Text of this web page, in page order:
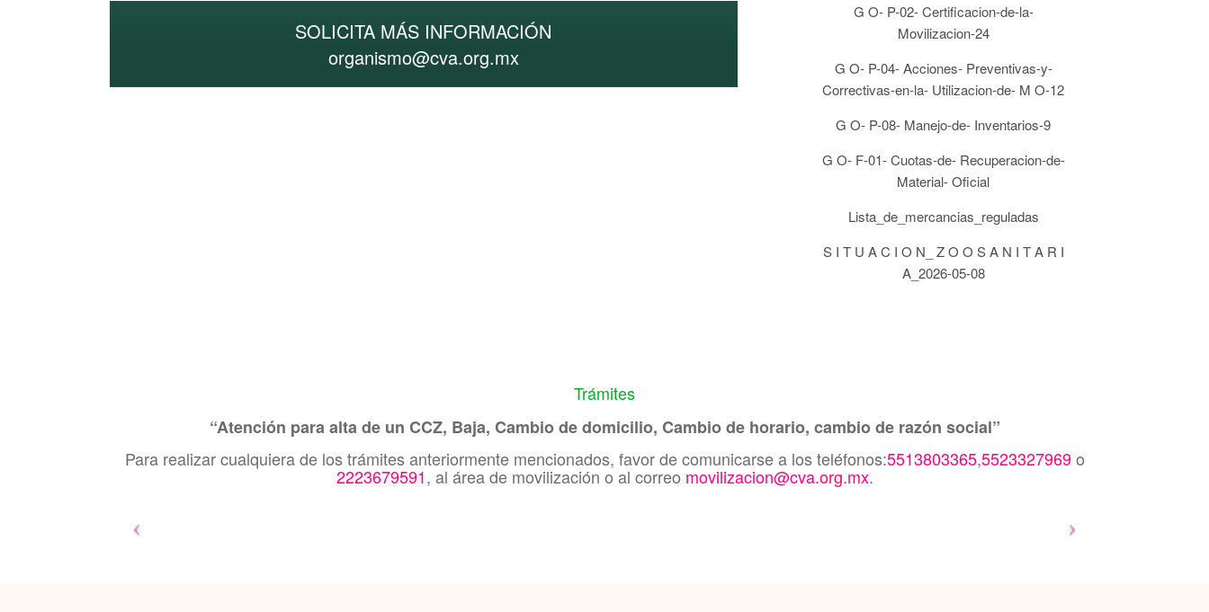
SOLICITA MÁS INFORMACIÓN
organismo@cva.org.mx
G O- P-02- Certificacion-de-la-
Movilizacion-24
G O- P-04- Acciones- Preventivas-y-
Correctivas-en-la- Utilizacion-de- M O-12
G O- P-08- Manejo-de- Inventarios-9
G O- F-01- Cuotas-de- Recuperacion-de-
Material- Oficial
Lista_de_mercancias_reguladas
S I T U A C I O N_ Z O O S A N I T A R I
A_2026-05-08
Trámites
“Atención para alta de un CCZ, Baja, Cambio de domicilio, Cambio de horario, cambio de razón social”
Para realizar cualquiera de los trámites anteriormente mencionados, favor de comunicarse a los teléfonos:5513803365,5523327969o
2223679591, al área de movilización o al correo movilizacion@cva.org.mx.